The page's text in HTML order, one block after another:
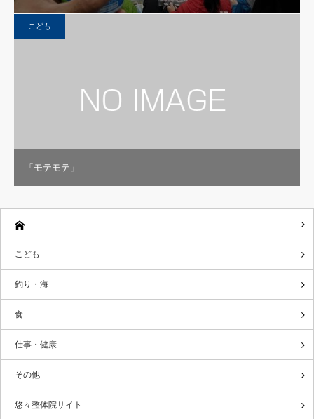
こども
「モテモテ」
こども
釣り・海
食
仕事・健康
その他
悠々整体院サイト